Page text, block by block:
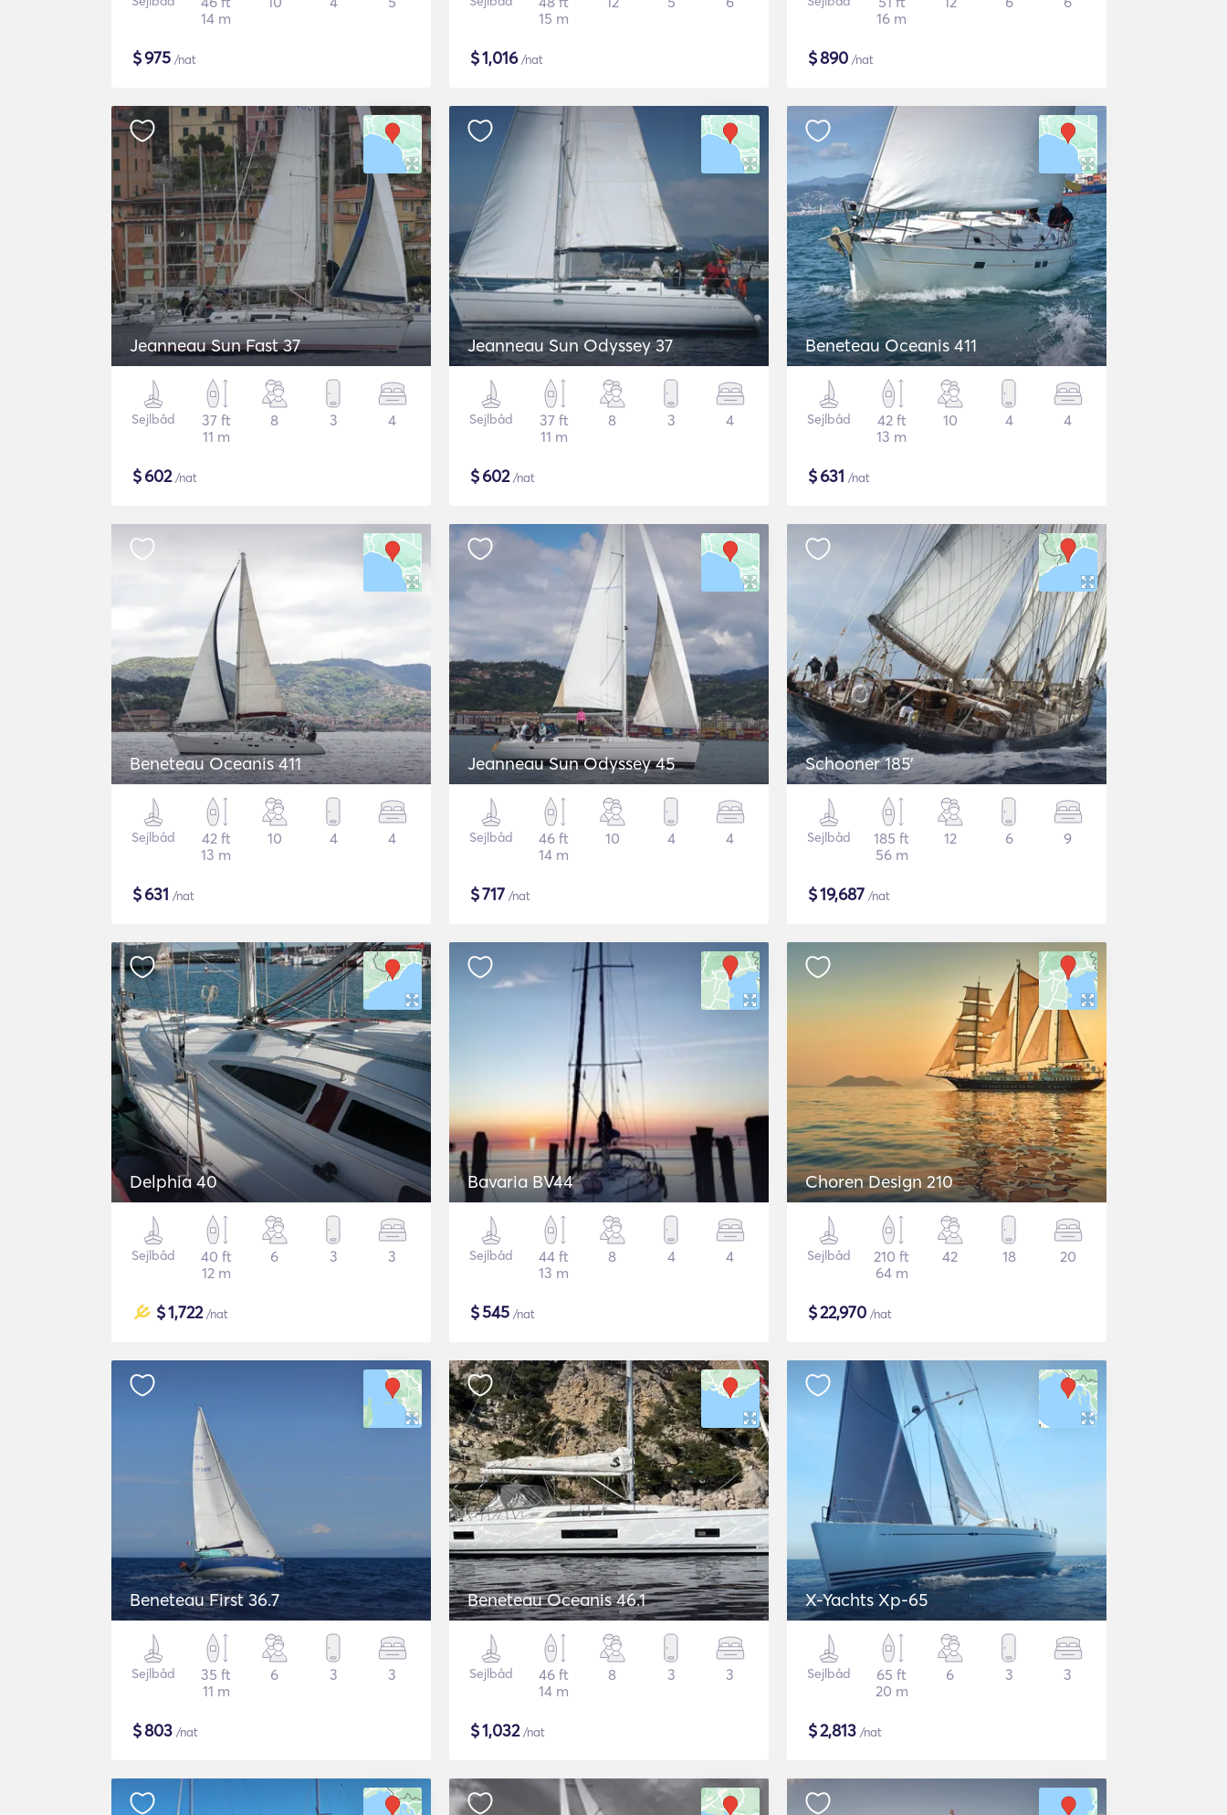
14 m
$975 /nat
15 m
$1,016/nat
16 m
$890 /nat
Jeanneau Sun Fast 37
Sejlbåd
37 ft
11 m
8 3 4
$602/nat
Jeanneau Sun Odyssey 37
Sejlbåd
37 ft
11 m
8 3 4
$602/nat
Beneteau Oceanis 411
Sejlbåd
42 ft
13 m
10 4 4
$631 /nat
Beneteau Oceanis 411
Sejlbåd
42 ft
13 m
10 4 4
$631 /nat
Jeanneau Sun Odyssey 45
Sejlbåd
46 ft
14 m
10 4 4
$717 /nat
Schooner 185'
Sejlbåd
185 ft
56 m
12 6 9
$19,687 /nat
Delphia 40
Sejlbåd
40 ft
12 m
6 3 3
$1,722/nat
Bavaria BV44
Sejlbåd
44 ft
13 m
8 4 4
$545 /nat
Choren Design 210
Sejlbåd
210 ft
64 m
42 18 20
$22,970 /nat
Beneteau First 36.7
Sejlbåd
35 ft
11 m
6 3 3
$803 /nat
Beneteau Oceanis 46.1
Sejlbåd
46 ft
14 m
8 3 3
$1,032/nat
X-Yachts Xp-65
Sejlbåd
65 ft
20 m
6 3 3
$2,813 /nat